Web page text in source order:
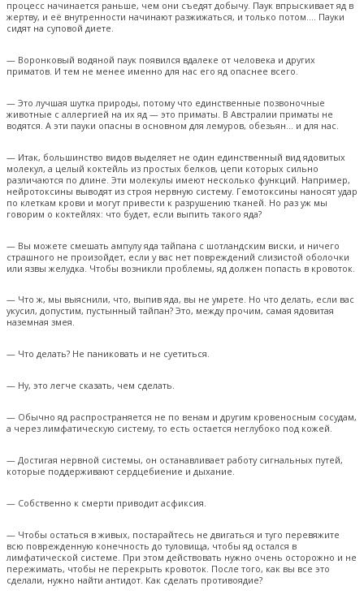
процесс начинается раньше, чем они съедят добычу. Паук впрыскивает яд в
жертву, и её внутренности начинают разжижаться, и только потом…. Пауки
сидят на суповой диете.
— Воронковый водяной паук появился вдалеке от человека и других
приматов. И тем не менее именно для нас его яд опаснее всего.
— Это лучшая шутка природы, потому что единственные позвоночные
животные с аллергией на их яд — это приматы. В Австралии приматы не
водятся. А эти пауки опасны в основном для лемуров, обезьян… и для нас.
— Итак, большинство видов выделяет не один единственный вид ядовитых
молекул, а целый коктейль из простых белков, цепи которых сильно
различаются по длине. Эти молекулы имеют несколько функций. Например,
нейротоксины выводят из строя нервную систему. Гемотоксины наносят удар
по клеткам крови и могут привести к разрушению тканей. Но раз уж мы
говорим о коктейлях: что будет, если выпить такого яда?
— Вы можете смешать ампулу яда тайпана с шотландским виски, и ничего
страшного не произойдет, если у вас нет повреждений слизистой оболочки
или язвы желудка. Чтобы возникли проблемы, яд должен попасть в кровоток.
— Что ж, мы выяснили, что, выпив яда, вы не умрете. Но что делать, если вас
укусил, допустим, пустынный тайпан? Это, между прочим, самая ядовитая
наземная змея.
— Что делать? Не паниковать и не суетиться.
— Ну, это легче сказать, чем сделать.
— Обычно яд распространяется не по венам и другим кровеносным сосудам,
а через лимфатическую систему, то есть остается неглубоко под кожей.
— Достигая нервной системы, он останавливает работу сигнальных путей,
которые поддерживают сердцебиение и дыхание.
— Собственно к смерти приводит асфиксия.
— Чтобы остаться в живых, постарайтесь не двигаться и туго перевяжите
всю поврежденную конечность до туловища, чтобы яд остался в
лимфатической системе. При этом действовать нужно очень осторожно и не
пережимать, чтобы не перекрыть кровоток. После того, как вы все это
сделали, нужно найти антидот. Как сделать противоядие?